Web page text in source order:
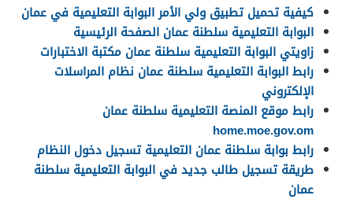
كيفية تحميل تطبيق ولي الأمر البوابة التعليمية في عمان
البوابة التعليمية سلطنة عمان الصفحة الرئيسية
زاويتي البوابة التعليمية سلطنة عمان مكتبة الاختبارات
رابط البوابة التعليمية سلطنة عمان نظام المراسلات
الإلكتروني
رابط موقع المنصة التعليمية سلطنة عمان
home.moe.gov.om
رابط بوابة سلطنة عمان التعليمية تسجيل دخول النظام
طريقة تسجيل طالب جديد في البوابة التعليمية سلطنة
عمان